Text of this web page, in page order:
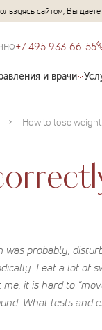
сайтом, Вы даете
+7 495 933-66-55
и врачи
How to lose
was probably,
I eat a lot of
it is hard to
What tests and